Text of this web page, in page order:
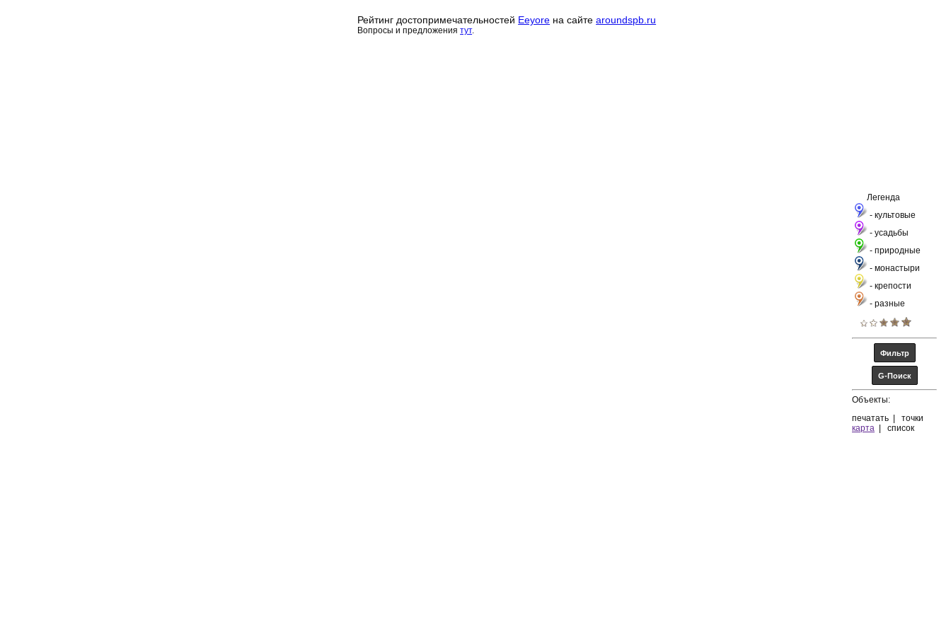
Рейтинг достопримечательностей Eeyore на сайтеaroundspb.ru
Вопросы и предложениятут.
Легенда
- культовые
- усадьбы
- природные
- монастыри
- крепости
- разные
Объекты:
печатать
точки
карта
список